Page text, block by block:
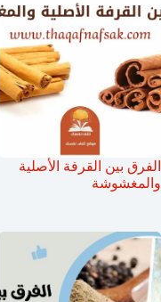
الفرق بين القرفة الأصلية
والمغشوشة